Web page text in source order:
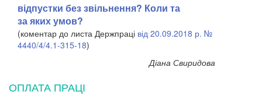
відпустки без звільнення? Коли та
за яких умов?
(коментар до листа Держпраці від 20.09.2018 р. №
4440/4/4.1-315-18)
Діана Свиридова
ОПЛАТА ПРАЦІ